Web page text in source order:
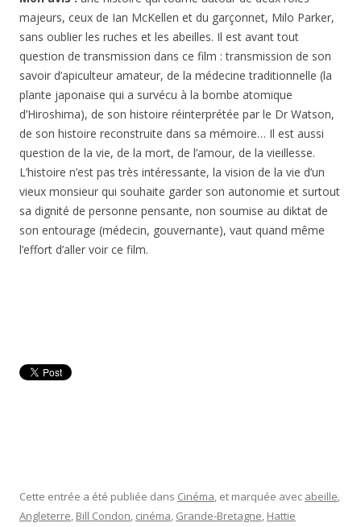
majeurs, ceux de Ian McKellen et du garçonnet, Milo Parker,
sans oublier les ruches et les abeilles. Il est avant tout
question de transmission dans ce film : transmission de son
savoir d’apiculteur amateur, de la médecine traditionnelle (la
plante japonaise qui a survécu à la bombe atomique
d’Hiroshima), de son histoire réinterprétée par le Dr Watson,
de son histoire reconstruite dans sa mémoire… Il est aussi
question de la vie, de la mort, de l’amour, de la vieillesse.
L’histoire n’est pas très intéressante, la vision de la vie d’un
vieux monsieur qui souhaite garder son autonomie et surtout
sa dignité de personne pensante, non soumise au diktat de
son entourage (médecin, gouvernante), vaut quand même
l’effort d’aller voir ce film.
Cette entrée a été publiée dans Cinéma, et marquée avec abeille,
Angleterre, Bill Condon, cinéma, Grande-Bretagne, Hattie